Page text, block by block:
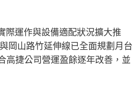
際運作與設備適配狀況擴大推
岡山路竹延伸線已全面規劃月台
高捷公司營運盈餘逐年改善，並